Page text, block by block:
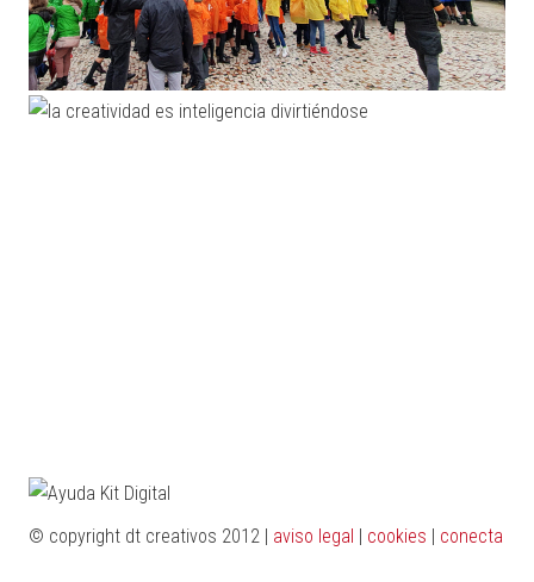
© copyright dt creativos 2012 | aviso legal cookies conecta